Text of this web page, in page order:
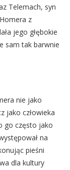
Telemach, syn
z
jego głębokie
sam tak barwnie
nie jako
jako człowieka
go często jako
na
pieśni
dla kultury